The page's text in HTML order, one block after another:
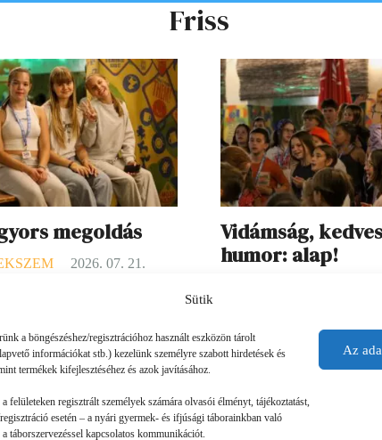
Sütik
a böngészéshez/regisztrációhoz használt eszközön tárolt
információkat stb.) kezelünk személyre szabott hirdetések és
termékek kifejlesztéséhez és azok javításához.
felületeken regisztrált személyek számára olvasói élményt, tájékoztatást,
esetén – a nyári gyermek- és ifjúsági táborainkban való
táborszervezéssel kapcsolatos kommunikációt.
Az
Friss
megoldás
2026. 07. 21.
(Ebben a táborban a
a táboroztatók.) Láttam olyat
valaki nem jött ki…
Vidámság,
humor: alap!
legjobbak az esti
Ilyenkor mindig történt
Szolgáltatóház voltak a